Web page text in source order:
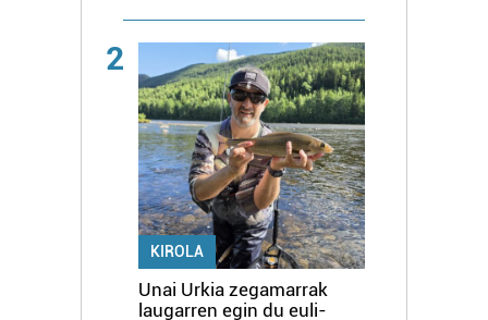
2
KIROLA
Unai Urkia zegamarrak
laugarren egin du euli-